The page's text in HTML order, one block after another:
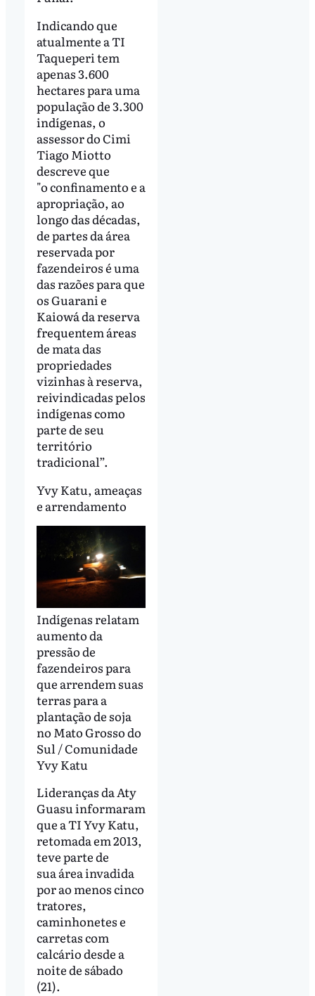
Indicando que
atualmente a TI
Taqueperi tem
apenas 3.600
hectares para uma
população de 3.300
indígenas, o
assessor do Cimi
Tiago Miotto
descreve que
"o confinamento e a
apropriação, ao
longo das décadas,
de partes da área
reservada por
fazendeiros é uma
das razões para que
os Guarani e
Kaiowá da reserva
frequentem áreas
de mata das
propriedades
vizinhas à reserva,
reivindicadas pelos
indígenas como
parte de seu
território
tradicional”.
Yvy Katu, ameaças
e arrendamento
Indígenas relatam
aumento da
pressão de
fazendeiros para
que arrendem suas
terras para a
plantação de soja
no Mato Grosso do
Sul / Comunidade
Yvy Katu
Lideranças da Aty
Guasu informaram
que a TI Yvy Katu,
retomada em 2013,
teve parte de
sua área invadida
por ao menos cinco
tratores,
caminhonetes e
carretas com
calcário desde a
noite de sábado
(21).